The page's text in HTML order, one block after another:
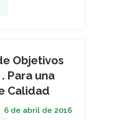
Objetivos
Para una
Calidad
6 de abril de 2016